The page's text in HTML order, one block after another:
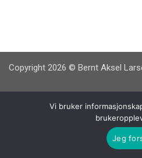
Copyright 2026 © Bernt Aksel
Vi bruker
Jeg